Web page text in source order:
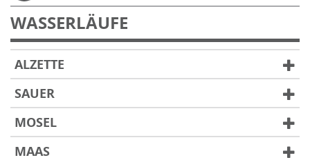
WASSERLÄUFE
ALZETTE
SAUER
MOSEL
MAAS